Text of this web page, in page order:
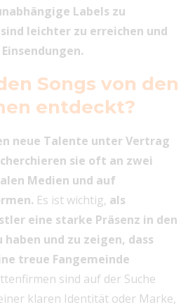
Labels zu
leichter zu erreichen und
Songs von den
entdeckt?
neue Talente unter Vertrag
sie oft an zwei
Medien und auf
Es ist wichtig, als
eine starke Präsenz in den
und zu zeigen, dass
treue Fangemeinde
sind auf der Suche
klaren Identität oder Marke,